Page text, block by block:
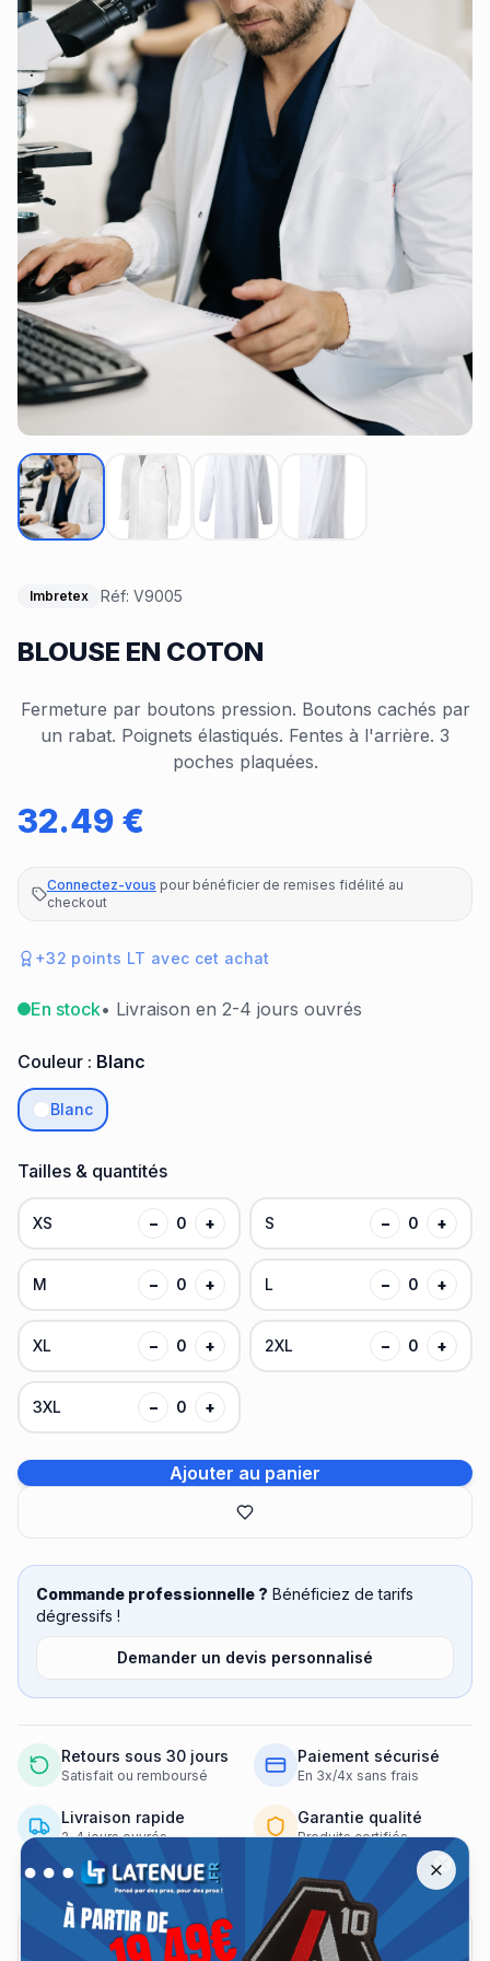
Imbretex Réf: V9005
BLOUSE EN COTON
Fermeture par boutons pression. Boutons cachés par
un rabat. Poignets élastiqués. Fentes à l'arrière. 3
poches plaquées.
32.49 €
Connectez-vous pour bénéficier de remises fidélité au
checkout
+32 points LT avec cet achat
En stock• Livraison en 2-4 jours ouvrés
Couleur : Blanc
Blanc
Tailles & quantités
XS − 0 + S − 0 +
M − 0 + L − 0 +
XL − 0 + 2XL − 0 +
3XL − 0 +
Ajouter au panier
Commande professionnelle ? Bénéficiez de tarifs
dégressifs !
Demander un devis personnalisé
Retours sous 30 jours
Satisfait ou remboursé
Paiement sécurisé
En 3x/4x sans frais
Livraison rapide
2-4 jours ouvrés
Garantie qualité
Produits certifiés
Informations produit
Offre spéciale A10 Équipement jusqu'à −30 %
Remise jusqu'à 30 % sur les tenues A10 Équipement jusqu'au 13
Close